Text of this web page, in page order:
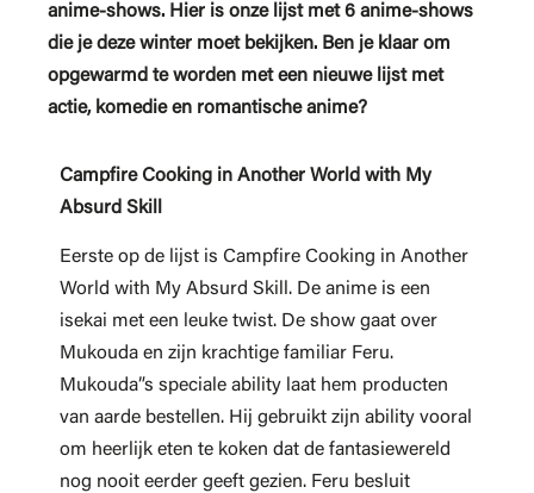
anime-shows. Hier is onze lijst met 6 anime-shows
die je deze winter moet bekijken. Ben je klaar om
opgewarmd te worden met een nieuwe lijst met
actie, komedie en romantische anime?
Campfire Cooking in Another World with My
Absurd Skill
Eerste op de lijst is Campfire Cooking in Another
World with My Absurd Skill. De anime is een
isekai met een leuke twist. De show gaat over
Mukouda en zijn krachtige familiar Feru.
Mukouda”s speciale ability laat hem producten
van aarde bestellen. Hij gebruikt zijn ability vooral
om heerlijk eten te koken dat de fantasiewereld
nog nooit eerder geeft gezien. Feru besluit